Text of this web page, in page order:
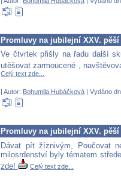
Promluvy na jubilejní XXV.
Ve čtvrtek přišly na řadu další
utěšovat zarmoucené ,
Celý text zde...
| Autor: Bohumila Hubáčková | Vydáno
Promluvy na jubilejní XXV.
Dávat pít žíznivým, Poučovat
milosrdenství byly tématem
zde!
Celý text zde...